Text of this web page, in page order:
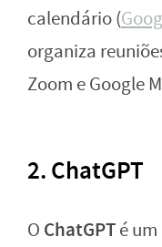
calendário (
organiza
Zoom e Google
2. ChatGPT
O ChatGPTé